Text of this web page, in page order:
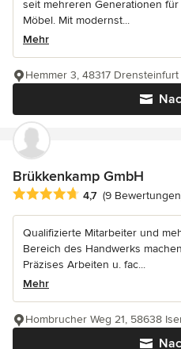
seit mehreren Generationen
Möbel. Mit modernst...
Mehr
Hemmer 3, 48317 Drensteinfurt
Brükkenkamp GmbH
Durchschnittliche Bewertung:
4,7 (9
Qualifizierte Mitarbeiter und
Bereich des Handwerks
Präzises Arbeiten u. fac...
Mehr
Hombrucher Weg 21, 58638